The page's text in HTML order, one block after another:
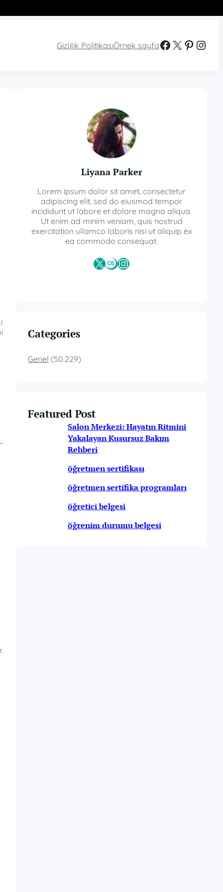
Gizlilik PolitikasıÖrnek sayfaFacebook X Pinterest Instagram
Liyana Parker
Lorem ipsum dolor sit amet, consectetur
adipiscing elit, sed do eiusmod tempor
incididunt ut labore et dolore magna aliqua.
Ut enim ad minim veniam, quis nostrud
exercitation ullamco laboris nisi ut aliquip ex
ea commodo consequat.
X Last.fmInstagram
Categories
Genel (50.229)
Featured Post
Salon Merkezi: Hayatın Ritmini
Yakalayan Kusursuz Bakım
Rehberi
öğretmen sertifikası
öğretmen sertifika programları
öğretici belgesi
öğrenim durumu belgesi